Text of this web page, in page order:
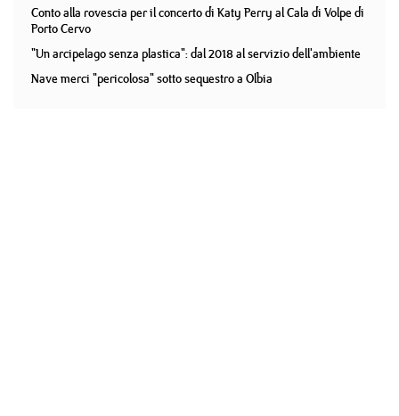
Conto alla rovescia per il concerto di Katy Perry al Cala di Volpe di
Porto Cervo
"Un arcipelago senza plastica": dal 2018 al servizio dell'ambiente
Nave merci "pericolosa" sotto sequestro a Olbia